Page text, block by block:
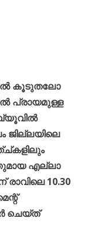
കൂടുതലോ
പ്രായമുള്ള
ജില്ലയിലെ
എല്ലാ
10.30
ചെയ്ത്